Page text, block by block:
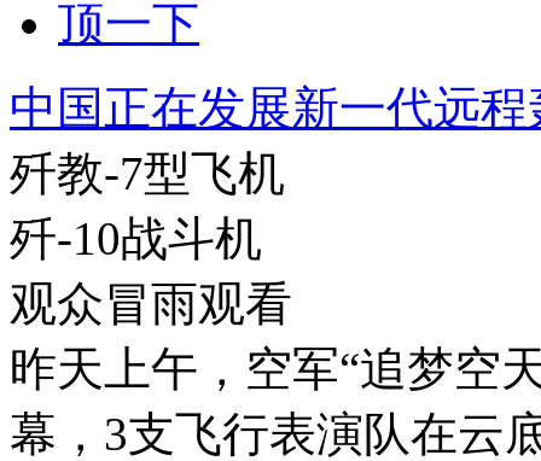
顶一下
中国正在发展新一代远
歼教-7型飞机
歼-10战斗机
观众冒雨观看
昨天上午，空军“追梦空
幕，3支飞行表演队在云